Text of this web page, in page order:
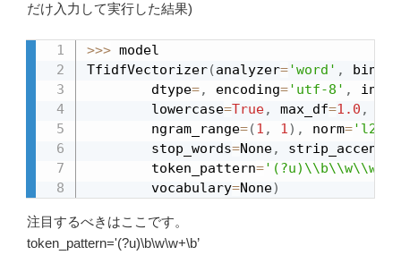
だけ入力して実行した結果)
>>> model
TfidfVectorizer(analyzer='word' ,
binary
        dtype
=, encoding='utf-8' ,
input
        lowercase
=True, max_df=1.0 ,
        ngram_range
=(1 , 1) , norm='l2'
        stop_words
=None, strip_accents
        token_pattern
=
        vocabulary
=None)
注目するべきはここです。
token_pattern='(?u)\b\w\w+\b’